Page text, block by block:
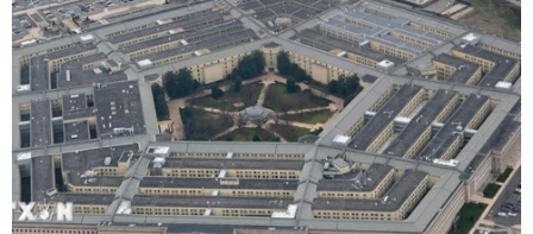
Festival Biển Khánh Hòa: Sắc màu
đại dương-Vươn tầm quốc tế
19/07/2026 14:43
Quảng Ninh: Lễ hội Xuống đồng tôn
vinh truyền thống khai hoang vùng